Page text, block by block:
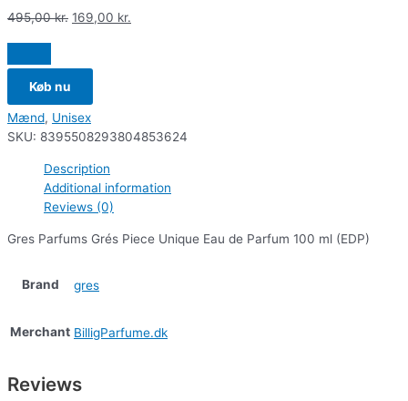
495,00kr. 169,00 kr.
Køb nu
Mænd, Unisex
SKU: 8395508293804853624
Description
Additional information
Reviews (0)
Gres Parfums Grés Piece Unique Eau de Parfum 100 ml (EDP)
Brand gres
Merchant BilligParfume.dk
Reviews